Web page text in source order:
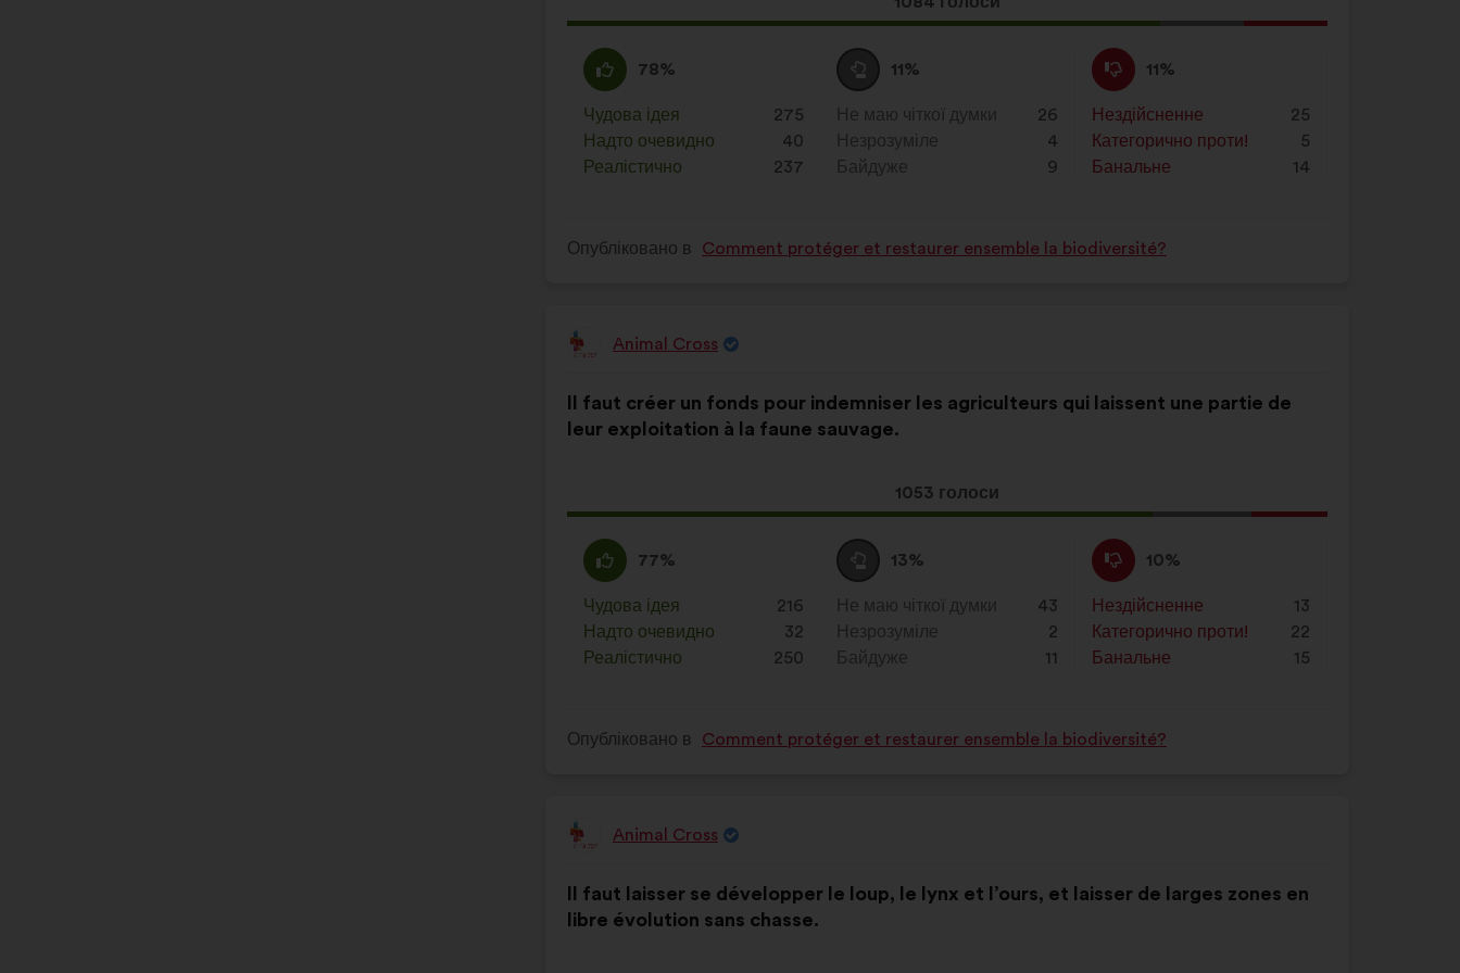
пропозиція
За
:
78%
Ця
пропозиція
була
оцінена
Чудова ідея
: 275
разів
Надто очевидно
: 40
разів
Реалістично
: 237
разів
Утримуюся
:
11%
Ця
пропозиція
була
оцінена
Не маю чіткої думки
: 26
разів
Незрозуміле
: 4
разів
Байдуже
: 9
разів
Проти
:
11%
Ця
пропозиція
була
оцінена
Нездійсненне
: 25
разів
Категорично проти!
: 5
разів
Банальне
: 14
разів
Опубліковано в Comment protéger et restaurer ensemble la biodiversité?
Пропозиція
Animal Cross
пропозиції:
Il faut créer un fonds pour indemniser les agriculteurs qui laissent une partie de
leur exploitation à la faune sauvage.
Ця
пропозиція
1053 голоси
розподілом:
За
:
77%
Ця
пропозиція
була
оцінена
Чудова ідея
: 216
разів
Надто очевидно
: 32
разів
Реалістично
: 250
разів
Утримуюся
:
13%
Ця
пропозиція
була
оцінена
Не маю чіткої думки
: 43
разів
Незрозуміле
: 2
разів
Байдуже
: 11
разів
Проти
:
10%
Ця
пропозиція
була
оцінена
Нездійсненне
: 13
разів
Категорично проти!
: 22
разів
Банальне
: 15
разів
Опубліковано в Comment protéger et restaurer ensemble la biodiversité?
Пропозиція
Animal Cross
пропозиції:
Il faut laisser se développer le loup, le lynx et l’ours, et laisser de larges zones en
libre évolution sans chasse.
розподілом: